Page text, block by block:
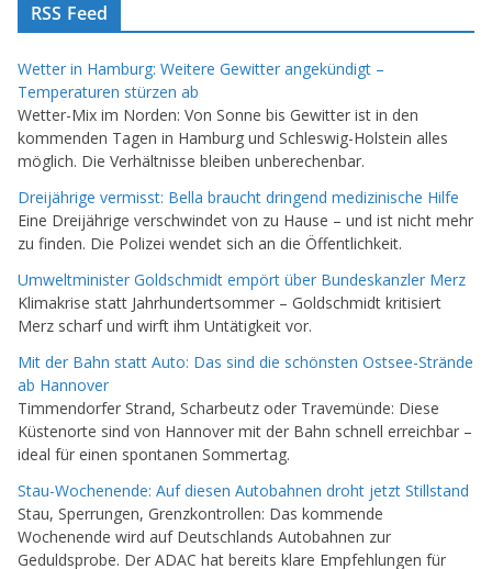
RSS Feed
Wetter in Hamburg: Weitere Gewitter angekündigt –
Temperaturen stürzen ab
Wetter-Mix im Norden: Von Sonne bis Gewitter ist in den
kommenden Tagen in Hamburg und Schleswig-Holstein alles
möglich. Die Verhältnisse bleiben unberechenbar.
Dreijährige vermisst: Bella braucht dringend medizinische Hilfe
Eine Dreijährige verschwindet von zu Hause – und ist nicht mehr
zu finden. Die Polizei wendet sich an die Öffentlichkeit.
Umweltminister Goldschmidt empört über Bundeskanzler Merz
Klimakrise statt Jahrhundertsommer – Goldschmidt kritisiert
Merz scharf und wirft ihm Untätigkeit vor.
Mit der Bahn statt Auto: Das sind die schönsten Ostsee-Strände
ab Hannover
Timmendorfer Strand, Scharbeutz oder Travemünde: Diese
Küstenorte sind von Hannover mit der Bahn schnell erreichbar –
ideal für einen spontanen Sommertag.
Stau-Wochenende: Auf diesen Autobahnen droht jetzt Stillstand
Stau, Sperrungen, Grenzkontrollen: Das kommende
Wochenende wird auf Deutschlands Autobahnen zur
Geduldsprobe. Der ADAC hat bereits klare Empfehlungen für